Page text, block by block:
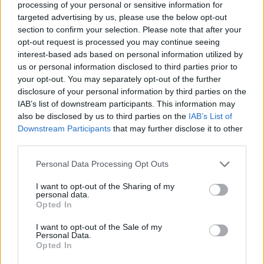
processing of your personal or sensitive information for
targeted advertising by us, please use the below opt-out
section to confirm your selection. Please note that after your
opt-out request is processed you may continue seeing
interest-based ads based on personal information utilized by
us or personal information disclosed to third parties prior to
your opt-out. You may separately opt-out of the further
disclosure of your personal information by third parties on the
IAB’s list of downstream participants. This information may
also be disclosed by us to third parties on the IAB’s List of
Downstream Participants that may further disclose it to other
Please note that this website/app uses one or more Google
not limited to your visit or usage behaviour. You may click to
grant or deny consent to Google and its third-party tags to
use your data for below specified purposes in below Google
consent section.
Personal Data Processing Opt Outs
I want to opt-out of the Sharing of my
personal data.
Opted In
I want to opt-out of the Sale of my
Personal Data.
Opted In
Τα αποτελέσματα είναι ήδη ορατά: ένας
Γεωργιανός υπήκοος καταδικάστηκε στις ΗΠΑ για
σχέδιο δολοφονίας Ιρανής αντιφρονούσας στο
Μπρούκλιν, ενώ ένας άλλος συνελήφθη στην
Αθήνα με την κατηγορία ότι έκανε κατασκοπεία
για λογαριασμό του Ιράν, φωτογραφίζοντας
αμερικανικά πολεμικά αεροσκάφη στη βάση της
Σούδας στην Κρήτη.
Παρά τις προειδοποιήσεις, η γεωργιανή
κυβέρνηση όχι μόνο δεν κλείνει αυτές τις
φιλοϊρανικές οργανώσεις —οι οποίες μάλιστα
Αζερμπαϊτζάν— αλλά απειλεί με διώξεις τους
συγγραφείς της έκθεσης.
Οι αναλυτές τονίζουν ότι οι ΗΠΑ και το Ισραήλ
πρέπει να πιέσουν άμεσα την Τιφλίδα να ξηλώσει
αυτά τα δίκτυα, καθώς η κυβέρνηση Τραμπ δεν
πρόκειται να ανεχθεί τη δράση Ιρανών